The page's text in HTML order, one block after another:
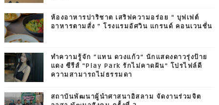
ห้องอาหารปาริชาต เสริฟความอร่อย “ บุฟเฟต์
อาหารตามสั่ง ” โรงแรมอัศวิน แกรนด์ คอนเวนชั่น
ทำความรู้จัก “แทน ดวงแก้ว” นักแสดงดาวรุ่งป้าย
แดง ซีรีส์ “Play Park รักไม่คาดฝัน” โปรไฟล์ดี
ความสามารถไม่ธรรมดา
สถาบันพัฒนาผู้นำศาสนาอิสลาม จัดงานร่วมจิต